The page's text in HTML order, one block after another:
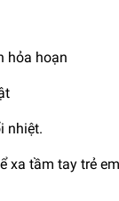
hỏa hoạn
nhiệt.
xa tầm tay trẻ